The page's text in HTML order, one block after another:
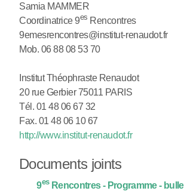
Samia MAMMER
Coordinatrice 9es Rencontres
9emesrencontres@institut-renaudot.fr
Mob. 06 88 08 53 70
Institut Théophraste Renaudot
20 rue Gerbier 75011 PARIS
Tél. 01 48 06 67 32
Fax. 01 48 06 10 67
http://www.institut-renaudot.fr
Documents joints
9esRencontres - Programme -